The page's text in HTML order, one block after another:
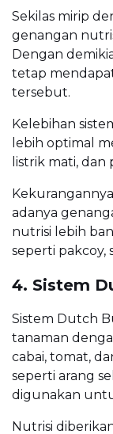
Sekilas mirip
genangan
Dengan
tetap
tersebut.
Kelebihan
lebih optimal
listrik mati,
adanya
nutrisi lebih
seperti pakcoy,
4. Sistem
Sistem Dutch
tanaman
cabai, tomat,
seperti arang
digunakan
Nutrisi